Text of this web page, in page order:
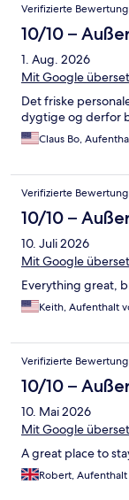
Verifizierte Bewertung
10/10 –
1. Aug. 2026
Mit Google
Det friske
dygtige og derfor
Claus Bo,
Verifizierte Bewertung
10/10 –
10. Juli 2026
Mit Google
Everything great,
Keith, Aufenthalt
Verifizierte Bewertung
10/10 –
10. Mai 2026
Mit Google
A great place to
Robert, Aufenthalt